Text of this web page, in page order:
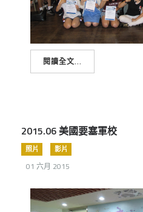
閱讀全文...
2015.06 美國要塞軍校
照片 影片
01 六月 2015